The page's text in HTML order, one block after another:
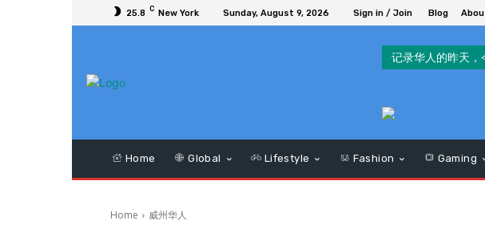
25.8 C New York Sunday, August 9, 2026 Sign in / Join Blog
记录华人的昨天，
Home Global Lifestyle Fashion Gaming
Home 威州华人